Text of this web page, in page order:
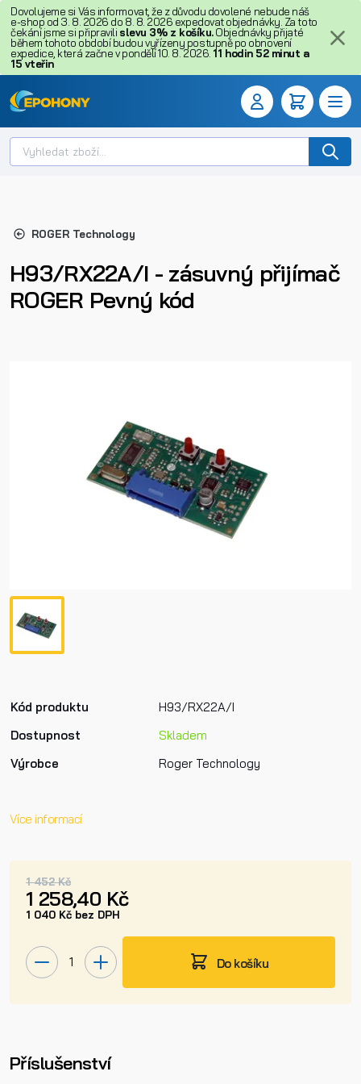
Dovolujeme si Vás informovat, že z důvodu dovolené nebude náš
e-shop od 3. 8. 2026 do 8. 8. 2026 expedovat objednávky. Za toto
čekání jsme si připravili slevu 3% z košíku.Objednávky přijaté
během tohoto období budou vyřízeny postupně po obnovení
expedice, která začne v pondělí 10. 8. 2026. 11 hodin 52 minut a
15 vteřin
ROGER Technology
H93/RX22A/I - zásuvný přijímač
ROGER Pevný kód
Kód produktu
H93/RX22A/I
Dostupnost
Skladem
Výrobce
Roger Technology
Více informací
1 452 Kč
1 258,40 Kč
1 040 Kč bez DPH
Do košíku
Příslušenství